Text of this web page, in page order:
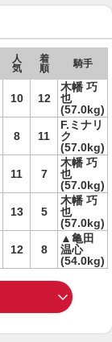
人
気
着
順
騎手
10 12
木幡 巧
也
(57.0kg)
8 11
F.ミナリ
ク
(57.0kg)
11 7
木幡 巧
也
(57.0kg)
13 5
木幡 巧
也
(57.0kg)
12 8
▲亀田
温心
(54.0kg)